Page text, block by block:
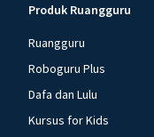
Produk Ruangguru
Ruangguru
Roboguru Plus
Dafa dan Lulu
Kursus for Kids